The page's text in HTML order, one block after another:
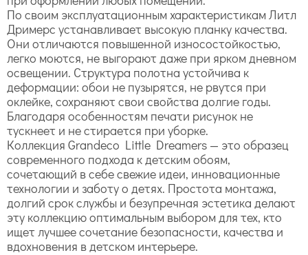
По своим эксплуатационным характеристикам Литл
Дримерс устанавливает высокую планку качества.
Они отличаются повышенной износостойкостью,
легко моются, не выгорают даже при ярком дневном
освещении. Структура полотна устойчива к
деформации: обои не пузырятся, не рвутся при
оклейке, сохраняют свои свойства долгие годы.
Благодаря особенностям печати рисунок не
тускнеет и не стирается при уборке.
Коллекция Grandeco Little Dreamers — это образец
современного подхода к детским обоям,
сочетающий в себе свежие идеи, инновационные
технологии и заботу о детях. Простота монтажа,
долгий срок службы и безупречная эстетика делают
эту коллекцию оптимальным выбором для тех, кто
ищет лучшее сочетание безопасности, качества и
вдохновения в детском интерьере.